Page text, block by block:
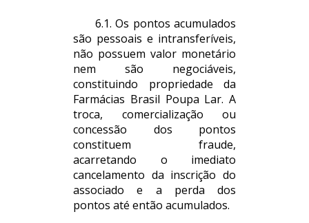
6.1. Os pontos acumulados
são pessoais e intransferíveis,
não possuem valor monetário
nem são negociáveis,
constituindo propriedade da
Farmácias Brasil Poupa Lar. A
troca, comercialização ou
concessão dos pontos
constituem fraude,
acarretando o imediato
cancelamento da inscrição do
associado e a perda dos
pontos até então acumulados.